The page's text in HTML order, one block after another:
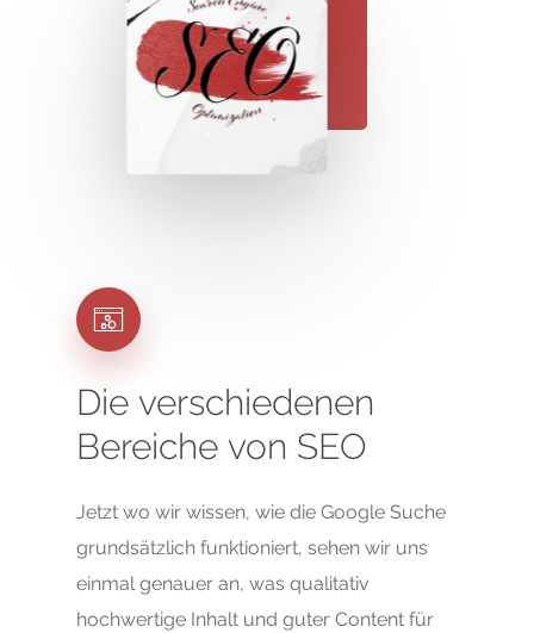
Die verschiedenen
Bereiche von SEO
Jetzt wo wir wissen, wie die Google Suche
grundsätzlich funktioniert, sehen wir uns
einmal genauer an, was qualitativ
hochwertige Inhalt und guter Content für